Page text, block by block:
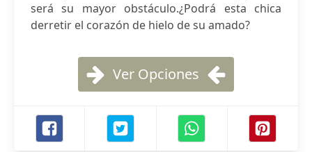
será su mayor obstáculo.¿Podrá esta chica
derretir el corazón de hielo de su amado?
Ver Opciones